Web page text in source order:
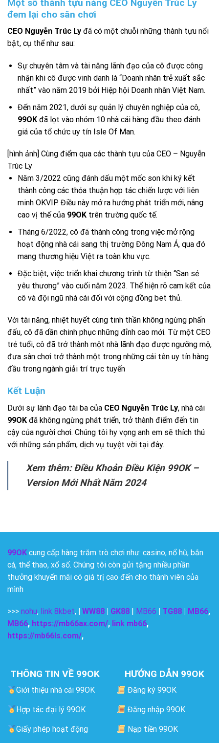
Một số thành tựu nàng CEO Nguyễn Trúc Ly
đem lại cho sân chơi
CEO Nguyễn Trúc Ly đã có một chuỗi những thành tựu nổi
bật, cụ thể như sau:
Sự chuyên tâm và tài năng lãnh đạo của cô được công
nhận khi cô được vinh danh là “Doanh nhân trẻ xuất sắc
nhất” vào năm 2019 bởi Hiệp hội Doanh nhân Việt Nam.
Đến năm 2021, dưới sự quản lý chuyên nghiệp của cô,
99OKđã lọt vào nhóm 10 nhà cái hàng đầu theo đánh
giá của tổ chức uy tín Isle Of Man.
[hình ảnh] Cùng điểm qua các thành tựu của CEO – Nguyễn
Trúc Ly
Năm 3/2022 cũng đánh dấu một mốc son khi ký kết
thành công các thỏa thuận hợp tác chiến lược với liên
minh OKVIP. Điều này mở ra hướng phát triển mới, nâng
cao vị thế của 99OKtrên trường quốc tế.
Tháng 6/2022, cô đã thành công trong việc mở rộng
hoạt động nhà cái sang thị trường Đông Nam Á, qua đó
mang thương hiệu Việt ra toàn khu vực.
Đặc biệt, việc triển khai chương trình từ thiện “San sẻ
yêu thương” vào cuối năm 2023. Thể hiện rõ cam kết của
cô và đội ngũ nhà cái đối với cộng đồng bet thủ.
Với tài năng, nhiệt huyết cùng tinh thần không ngừng phấn
đấu, cô đã dần chinh phục những đỉnh cao mới. Từ một CEO
trẻ tuổi, cô đã trở thành một nhà lãnh đạo được ngưỡng mộ,
đưa sân chơi trở thành một trong những cái tên uy tín hàng
đầu trong ngành giải trí trực tuyến
Kết Luận
Dưới sự lãnh đạo tài ba của CEO Nguyễn Trúc Ly, nhà cái
99OK đã không ngừng phát triển, trở thành điểm đến tin
cậy của người chơi. Chúng tôi hy vọng anh em sẽ thích thú
với những sản phẩm, dịch vụ tuyệt vời tại đây.
Xem thêm: Điều Khoản Điều Kiện 99OK –
Version Mới Nhất Năm 2024
99OK cung cấp hàng trăm trò chơi như: casino, nổ hũ, bắn
cá, thể thao, xổ số. Chúng tôi còn gửi tặng nhiều phần
thưởng khuyến mãi có giá trị cao đến cho thành viên của
mình
>>> nohu, link 8kbet, WW88 GK88 MB66 TG88 MB66,
MB66, https://mb66ax.com/, link mb66,
https://mb66ls.com/,
THÔNG TIN VỀ 99OK
Giới thiệu nhà cái 99OK
Hợp tác đại lý 99OK
Giấy phép hoạt động
HƯỚNG DẪN 99OK
Đăng ký 99OK
Đăng nhập 99OK
Nạp tiền 99OK